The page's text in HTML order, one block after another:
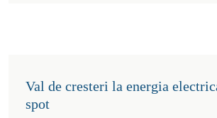
Val de cresteri la energia
spot